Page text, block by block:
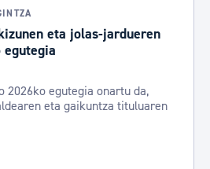
eta jolas-jardueren
2026ko egutegia onartu da,
eta gaikuntza tituluaren